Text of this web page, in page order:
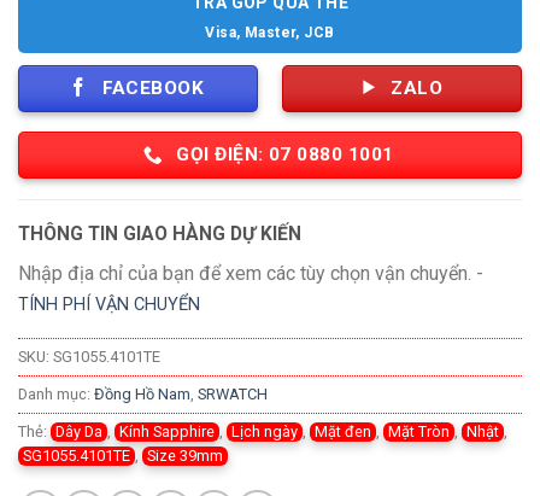
Visa, Master, JCB
FACEBOOK ZALO
GỌI ĐIỆN: 07 0880 1001
THÔNG TIN GIAO HÀNG DỰ KIẾN
Nhập địa chỉ của bạn để xem các tùy chọn vận chuyển. -
TÍNH PHÍ VẬN CHUYỂN
SKU: SG1055.4101TE
Danh mục: Đồng Hồ Nam SRWATCH
Thẻ: Dây Da Kính Sapphire Lịch ngày Mặt đen Mặt Tròn Nhật
SG1055.4101TE
Size 39mm